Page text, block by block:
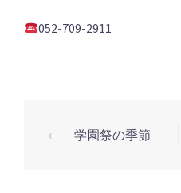
052-709-2911
投
⟵ 学園祭の季節